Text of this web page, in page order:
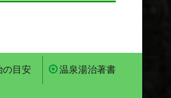
の目安 温泉湯治著書